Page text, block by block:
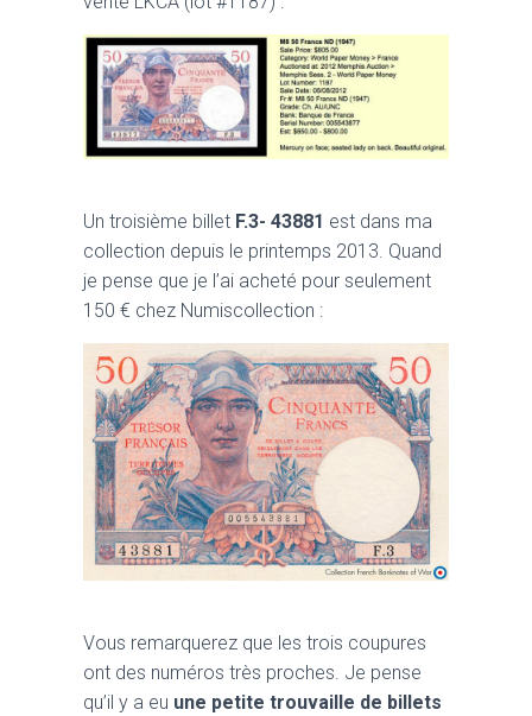
Un troisième billet F.3- 43881 est dans ma
collection depuis le printemps 2013. Quand
je pense que je l’ai acheté pour seulement
150 € chez Numiscollection :
Vous remarquerez que les trois coupures
ont des numéros très proches. Je pense
qu’il y a eu une petite trouvaille de billets